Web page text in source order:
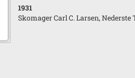
1931
Skomager Carl C. Larsen, Nederste